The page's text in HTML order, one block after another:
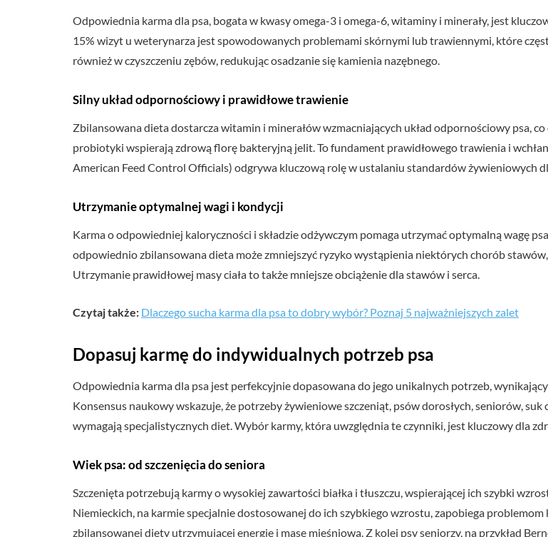
Odpowiednia karma dla psa, bogata w kwasy omega-3 i omega-6, witaminy i minerały, jest
15% wizyt u weterynarza jest spowodowanych problemami skórnymi lub trawiennymi, które
również w czyszczeniu zębów, redukując osadzanie się kamienia nazębnego.
Silny układ odpornościowy i prawidłowe trawienie
Zbilansowana dieta dostarcza witamin i minerałów wzmacniających układ odpornościowy psa,
probiotyki wspierają zdrową florę bakteryjną jelit. To fundament prawidłowego trawienia i
American Feed Control Officials) odgrywa kluczową rolę w ustalaniu standardów żywieniowych
Utrzymanie optymalnej wagi i kondycji
Karma o odpowiedniej kaloryczności i składzie odżywczym pomaga utrzymać optymalną wagę
odpowiednio zbilansowana dieta może zmniejszyć ryzyko wystąpienia niektórych chorób
Utrzymanie prawidłowej masy ciała to także mniejsze obciążenie dla stawów i serca.
Czytaj także: Dlaczego sucha karma dla psa to dobry wybór? Poznaj 5 najważniejszych zalet
Dopasuj karmę do indywidualnych potrzeb psa
Odpowiednia karma dla psa jest perfekcyjnie dopasowana do jego unikalnych potrzeb,
Konsensus naukowy wskazuje, że potrzeby żywieniowe szczeniąt, psów dorosłych, seniorów,
wymagają specjalistycznych diet. Wybór karmy, która uwzględnia te czynniki, jest kluczowy dla
Wiek psa: od szczenięcia do seniora
Szczenięta potrzebują karmy o wysokiej zawartości białka i tłuszczu, wspierającej ich szybki
Niemieckich, na karmie specjalnie dostosowanej do ich szybkiego wzrostu, zapobiega
zbilansowanej diety utrzymującej energię i masę mięśniową. Z kolei psy seniorzy, na przykład